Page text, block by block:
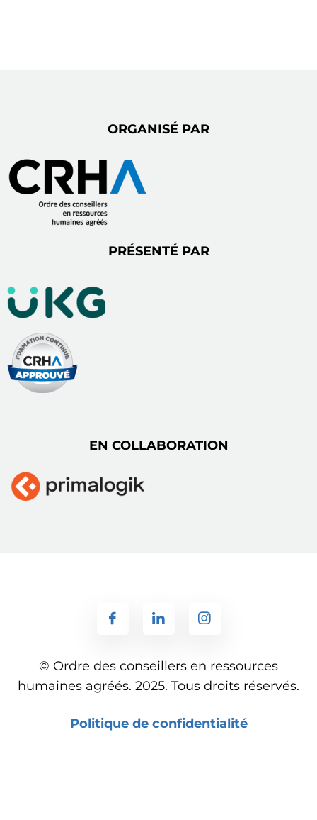
ORGANISÉ PAR
PRÉSENTÉ PAR
EN COLLABORATION
© Ordre des conseillers en ressources
humaines agréés. 2025. Tous droits réservés.
Politique de confidentialité